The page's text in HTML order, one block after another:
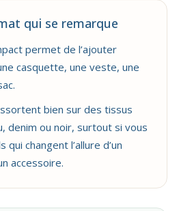
qui se remarque
permet de l’ajouter
casquette, une veste, une
bien sur des tissus
denim ou noir, surtout si vous
qui changent l’allure d’un
accessoire.